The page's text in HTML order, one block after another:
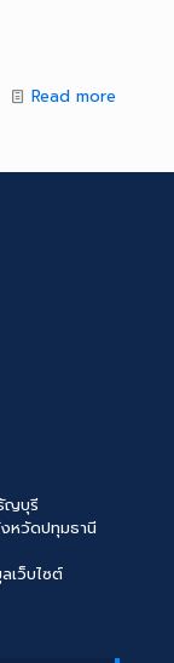
Read more
ญบุรี
หวัดปทุมธานี
เว็บไซต์